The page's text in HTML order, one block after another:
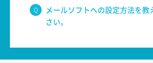
メールソフトへの設定方法を教
さい。